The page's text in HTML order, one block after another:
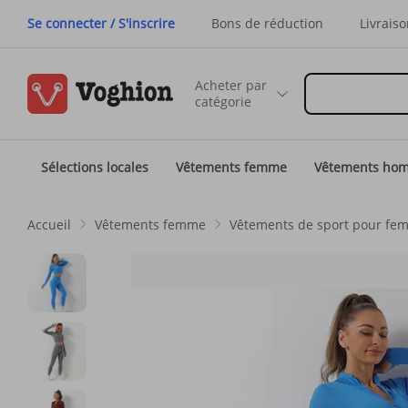
Se connecter / S'inscrire Bons de réduction
Acheter par
catégorie
Sélections locales Vêtements femme Vêtements
Accueil Vêtements femme Vêtements de sport pour